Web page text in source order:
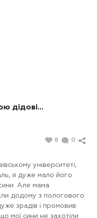
дідові…
8 0
університеті,
я дуже мало його
Але мама
додому з пологового
зрадів і промовив:
мої сини не захотіли